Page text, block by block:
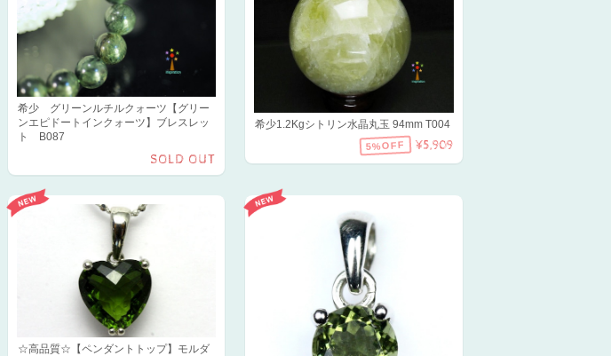
希少 グリーンルチルクォーツ【グリー
ンエピドートインクォーツ】ブレスレッ
ト B087
SOLD OUT
希少1.2Kgシトリン水晶丸玉 94mm T004
5%OFF ¥5,909
☆高品質☆【ペンダントトップ】モルダ